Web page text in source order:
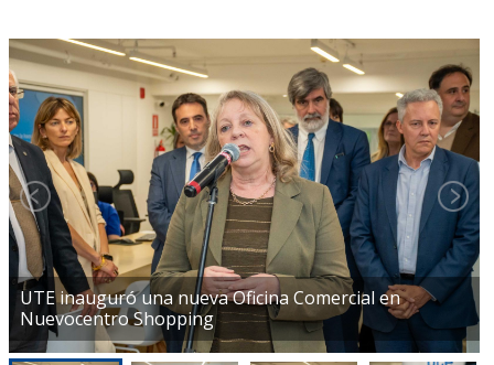
UTE inauguró una nueva Oficina Comercial en
Nuevocentro Shopping